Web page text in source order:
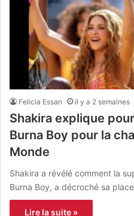
Felicia Essan il y a 2 semaines
Shakira explique
Burna Boy pour la
Monde
Shakira a révélé comment la
Burna Boy, a décroché sa
Lire la suite »